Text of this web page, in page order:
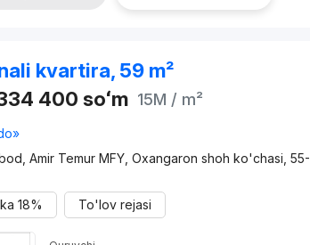
kvartira, 59 m²
400 soʻm 15M / m²
Amir Temur MFY, Oxangaron shoh ko'chasi, 55-
18% To'lov rejasi